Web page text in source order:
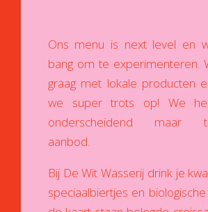
Ons menu is next level en
bang om te experimenteren.
graag met lokale producten
we super trots op! We
onderscheidend maar
aanbod.
Bij De Wit Wasserij drink je
speciaalbiertjes en